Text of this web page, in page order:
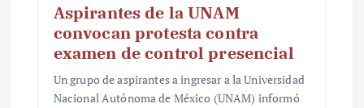
Aspirantes de la UNAM
convocan protesta contra
examen de control presencial
Un grupo de aspirantes a ingresar a la Universidad
Nacional Autónoma de México (UNAM) informó